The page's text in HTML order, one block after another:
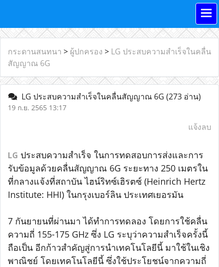
กระดานสนทนา > ผู้ปกครอง > LG ประสบความสำเร็จในคลื่น
สัญญาณ 6G
LG ประสบความสำเร็จในคลื่นสัญญาณ 6G (273 อ่าน)
19 ก.ย. 2565 13:17
แจ้งลบ
LG ประสบความสำเร็จ ในการทดสอบการส่งและการ
รับข้อมูลด้วยคลื่นสัญญาณ 6G ระยะทาง 250 เมตรใน
ที่กลางแจ้งที่สถาบัน ไฮน์ริทซ์เฮิรตซ์ (Heinrich Hertz
Institute: HHI) ในกรุงเบอร์ลิน ประเทศเยอรมัน
7 กันยายนที่ผ่านมา ได้ทำการทดลอง โดยการใช้คลื่น
ความถี่ 155-175 GHz ซึ่ง LG ระบุว่าความสำเร็จครั้งนี้
ถือเป็น อีกก้าวสำคัญสู่การนำเทคโนโลยีนี้ มาใช้ในเชิง
พาณิชย์ โดยเทคโนโลยีนี้ ซึ่งใช้ประโยชน์จากความถี่